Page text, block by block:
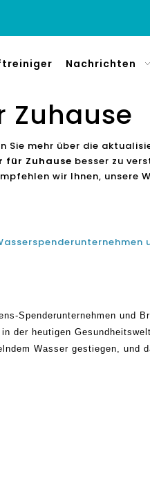
Nachrichten
Zuhause
Sie mehr über die
für Zuhause besser zu
wir Ihnen, unsere
Spenderunternehmen und
der heutigen
Wasser gestiegen, und
Methode